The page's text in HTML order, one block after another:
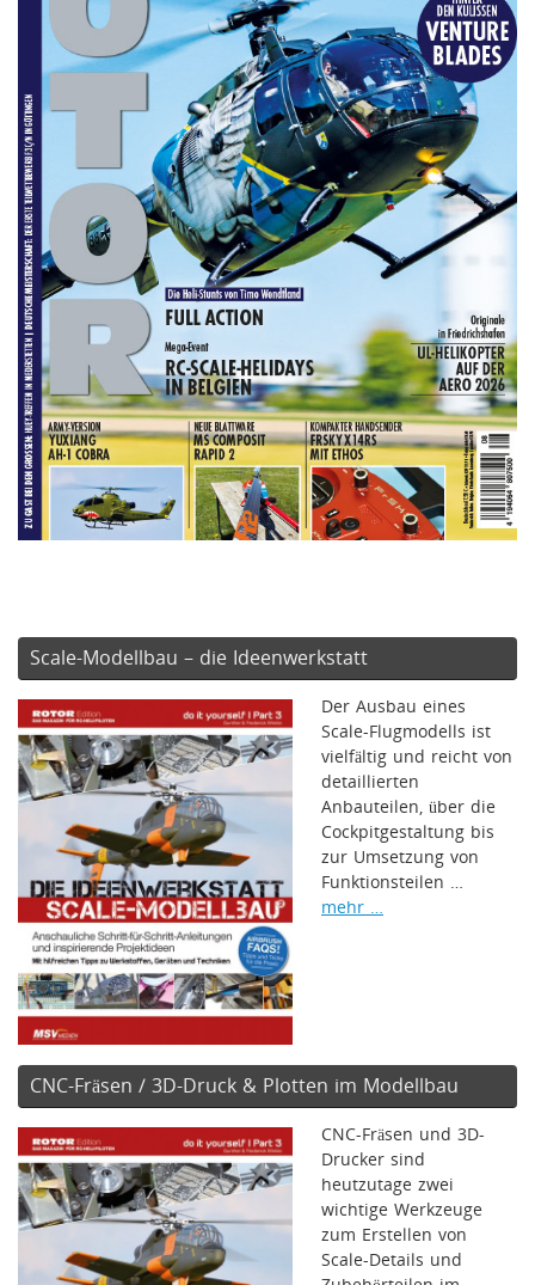
Scale-Modellbau – die Ideenwerkstatt
Der Ausbau eines
Scale-Flugmodells ist
vielfältig und reicht von
detaillierten
Anbauteilen, über die
Cockpitgestaltung bis
zur Umsetzung von
Funktionsteilen …
mehr …
CNC-Fräsen / 3D-Druck & Plotten im Modellbau
CNC-Fräsen und 3D-
Drucker sind
heutzutage zwei
wichtige Werkzeuge
zum Erstellen von
Scale-Details und